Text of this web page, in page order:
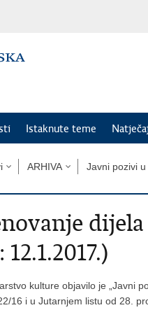
Istaknute teme
ARHIVA Javni pozivi
kulture objavilo je „Javni
16 i u Jutarnjem listu od 28.